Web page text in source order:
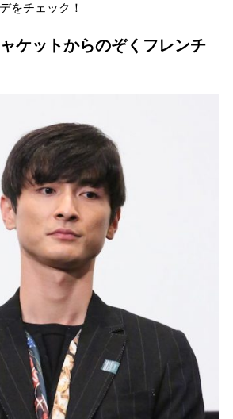
をチェック！
ケットからのぞくフレンチ